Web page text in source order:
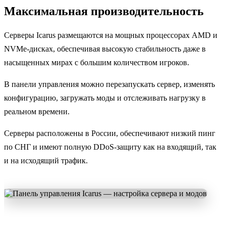
Максимальная производительность
Серверы Icarus размещаются на мощных процессорах AMD и
NVMe-дисках, обеспечивая высокую стабильность даже в
насыщенных мирах с большим количеством игроков.
В панели управления можно перезапускать сервер, изменять
конфигурацию, загружать моды и отслеживать нагрузку в
реальном времени.
Серверы расположены в России, обеспечивают низкий пинг
по СНГ и имеют полную DDoS-защиту как на входящий, так
и на исходящий трафик.